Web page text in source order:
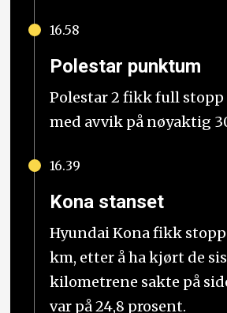
16.58
Polestar punktum
Polestar 2 fikk full stopp
med avvik på nøyaktig
16.39
Kona stanset
Hyundai Kona fikk stopp
km, etter å ha kjørt de
kilometrene sakte på
var på 24,8 prosent.